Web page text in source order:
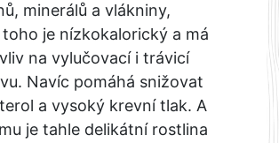
minerálů a vlákniny,
je nízkokalorický a má
na vylučovací i trávicí
Navíc pomáhá snižovat
a vysoký krevní tlak. A
je tahle delikátní rostlina